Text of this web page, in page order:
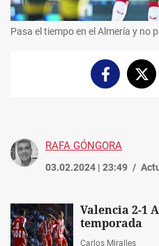
Pasa el tiempo en el Almería y no
Facebook
RAFA GÓNGORA
03.02.2024 | 23:49
Valencia 2-1
temporada
Carlos Miralles